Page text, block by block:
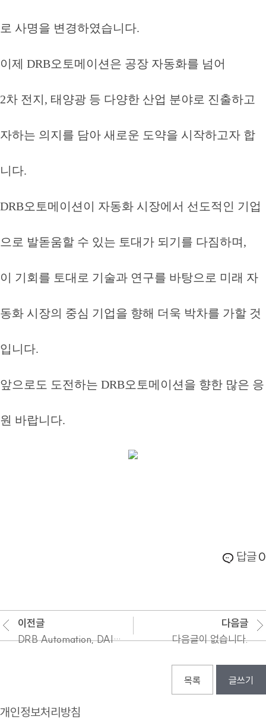
로 사명을 변경하였습니다.
이제 DRB오토메이션은 공장 자동화를 넘어
2차 전지, 태양광 등 다양한 산업 분야로 진출하고
자하는 의지를 담아 새로운 도약을 시작하고자 합
니다.
DRB오토메이션이 자동화 시장에서 선도적인 기업
으로 발돋움할 수 있는 토대가 되기를 다짐하며,
이 기회를 토대로 기술과 연구를 바탕으로 미래 자
동화 시장의 중심 기업을 향해 더욱 박차를 가할 것
입니다.
앞으로도 도전하는 DRB오토메이션을 향한 많은 응
원 바랍니다.
답글0
이전글
DRB Automation, DAIHEN(OTC)로봇 5,000대 판매 기념식 진행
다음글
다음글이 없습니다.
목록 글쓰기
개인정보처리방침